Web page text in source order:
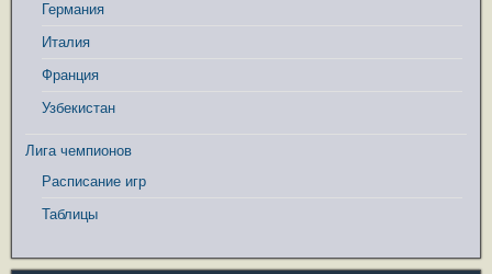
Германия
Италия
Франция
Узбекистан
Лига чемпионов
Расписание игр
Таблицы